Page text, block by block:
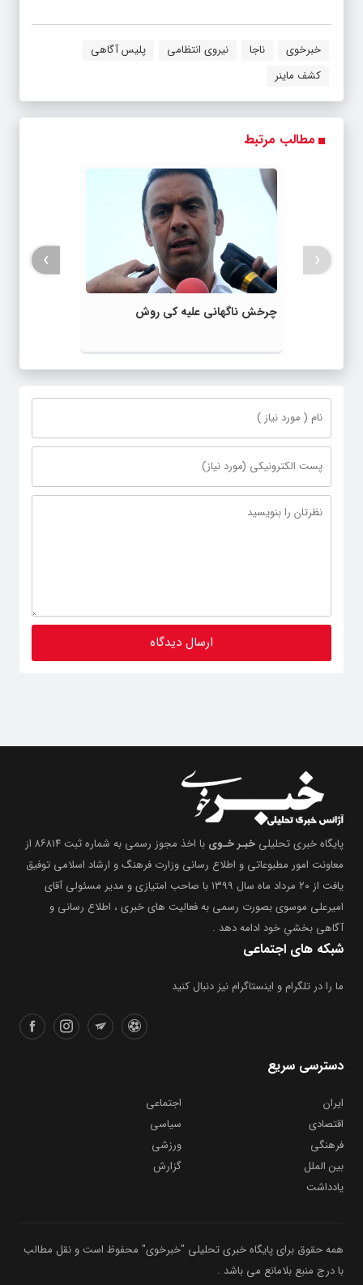
خبرخوی ناجا نیروی انتظامی
پلیس آگاهی
کشف ماینر
مطالب مرتبط
چرخش ناگهانی علیه کی روش
‹
›
پایگاه خبری تحلیلی خبـر خـوی
با اخذ مجوز رسمی به شماره ثبت ۸۶۸۱۴ از
معاونت امور مطبوعاتی و اطلاع رسانی وزارت فرهنگ و ارشاد اسلامی توفیق
یافت از ۲۰ مرداد ماه سال ۱۳۹۹ با صاحب امتیازی و مدیر مسئولی آقای
امیرعلی موسوی بصورت رسمی به فعالیت های خبری ، اطلاع رسانی و
آگاهی بخشیِ خود ادامه دهد .
شبکه های اجتماعی
ما را در تلگرام و اینستاگرام نیز دنبال کنید
دسترسی سریع
ایران
اجتماعی
اقتصادی
سیاسی
فرهنگی
ورزشی
بین الملل
گزارش
یادداشت
همه حقوق برای پایگاه خبری تحلیلی "خبرخوی" محفوظ است و نقل مطالب
با درج منبع بلامانع می باشد .